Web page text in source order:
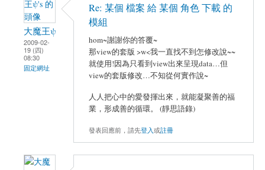
大魔王ψ
2009-02-
19 (四)
08:30
固定網址
Re: 某個 檔案 給 某個 角色 下載 的
模組
hom~謝謝你的答覆~
那view的套版 >w<我一直找不到怎修改說~~
就使用!因為只看到view出來呈現data…但
view的套版修改…不知從何實作說~
人人把心中的愛發揮出來，就能凝聚善的福
業，形成善的循環。 (靜思語錄)
發表回應前，請先登入或註冊